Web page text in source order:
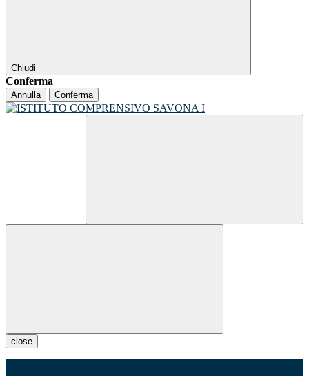
Chiudi
Conferma
Annulla Conferma
close